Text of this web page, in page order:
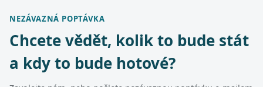
NEZÁVAZNÁ POPTÁVKA
Chcete vědět, kolik to bude stát
a kdy to bude hotové?